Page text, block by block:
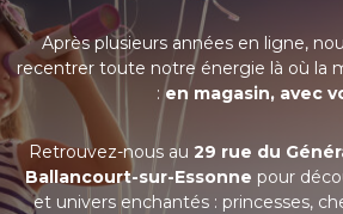
Après plusieurs années en ligne,
recentrer toute notre énergie là où la
:en magasin, avec
Retrouvez-nous au 29 rue du
Ballancourt-sur-Essonne pour
et univers enchantés : princesses,